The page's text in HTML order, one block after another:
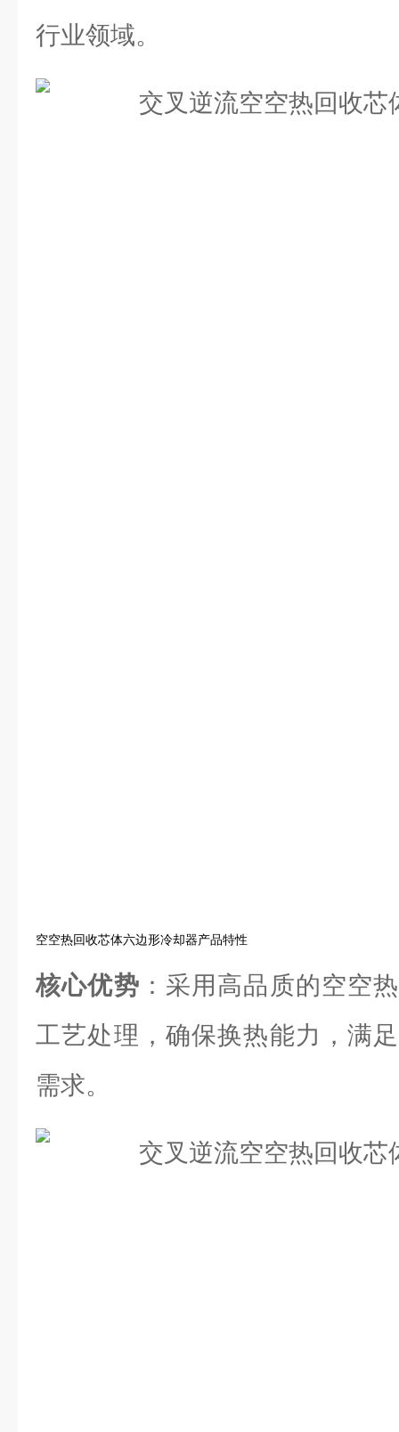
行业领域。
空空热回收芯体六边形冷却器产品特性
核心优势 ：采用高品质的空空
工艺处理，确保换热能力，满
需求。